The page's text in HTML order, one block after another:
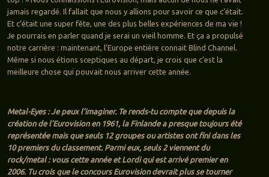
jamais regardé. Il fallait que nous y allions pour savoir ce que c’était.
Et c’était une super fête, une des plus belles expériences de ma vie !
Je pourrais en parler quand je serai un vieil homme. Et ça a propulsé
notre carrière : maintenant, l’Europe entière connait Blind Channel.
Même si nous étions sceptiques au départ, je crois que c’est la
meilleure chose qui pouvait nous arriver cette année.
Metal-Eyes : Je peux l’imaginer. Te rends-tu compte que depuis la
création de l’Eurovision en 1961, la Finlande a presque toujours été
représentée mais que seuls 12 groupes ou artistes ont fini dans les
10 premiers du classement. Parmi eux, seuls 2 viennent du
rock/metal : vous cette année et Lordi qui est arrivé premier en
2006. Tu crois que le concours Eurovision devrait plus se tourner